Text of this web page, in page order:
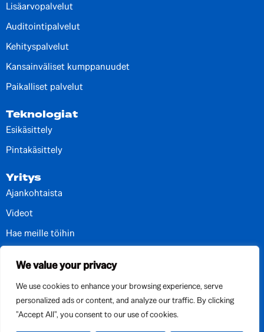
We value your privacy
We use cookies to enhance your browsing experience, serve
personalized ads or content, and analyze our traffic. By clicking
"Accept All", you consent to our use of cookies.
Lisäarvopalvelut
Auditointipalvelut
Kehityspalvelut
Kansainväliset kumppanuudet
Paikalliset palvelut
Teknologiat
Esikäsittely
Pintakäsittely
Yritys
Ajankohtaista
Videot
Hae meille töihin